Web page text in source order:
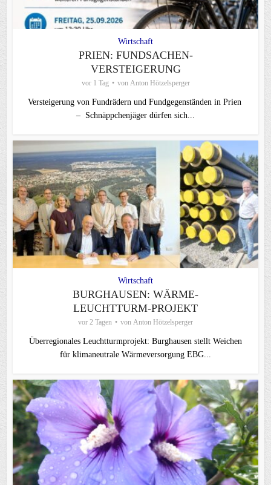
Wirtschaft
PRIEN: FUNDSACHEN-
VERSTEIGERUNG
vor 1 Tag von Anton Hötzelsperger
Versteigerung von Fundrädern und Fundgegenständen in Prien
– Schnäppchenjäger dürfen sich...
Wirtschaft
BURGHAUSEN: WÄRME-
LEUCHTTURM-PROJEKT
vor 2 Tagen von Anton Hötzelsperger
Überregionales Leuchtturmprojekt: Burghausen stellt Weichen
für klimaneutrale Wärmeversorgung EBG...